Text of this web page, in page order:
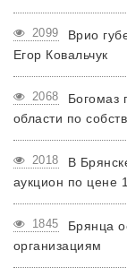
2099
Врио
Егор Ковальчук
2068
Богомаз
области по
2018
В
аукцион по цене
1845
Брянца
организациям